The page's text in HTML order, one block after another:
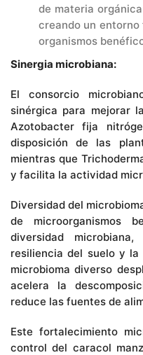
de materia
creando un
organismos
Sinergia microbiana:
El consorcio
sinérgica para mejorar
Azotobacter fija
disposición de las
mientras que
y facilita la actividad
Diversidad del
de microorganismos
diversidad
resiliencia del suelo y la
microbioma diverso
acelera la
reduce las fuentes de
Este fortalecimiento
control del caracol